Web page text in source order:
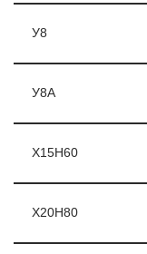
У8
У8А
Х15Н60
Х20Н80